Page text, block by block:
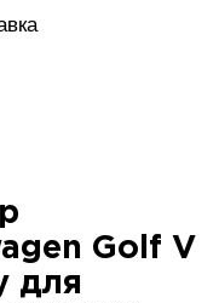
Golf V
для